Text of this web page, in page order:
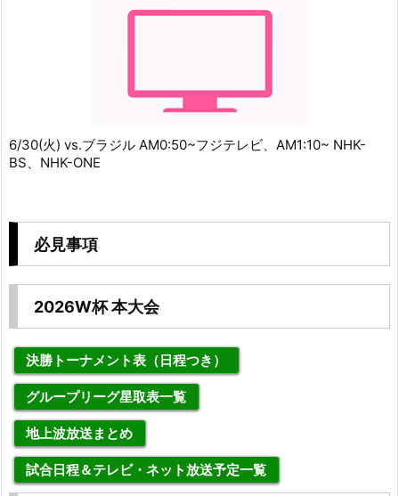
6/30(火) vs.ブラジル AM0:50~フジテレビ、AM1:10~ NHK-
BS、NHK-ONE
必見事項
2026W杯 本大会
決勝トーナメント表（日程つき）
グループリーグ星取表一覧
地上波放送まとめ
試合日程＆テレビ・ネット放送予定一覧